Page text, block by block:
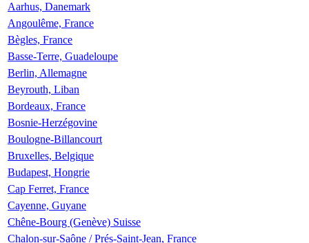
Aarhus, Danemark
Angoulême, France
Bègles, France
Basse-Terre, Guadeloupe
Berlin, Allemagne
Beyrouth, Liban
Bordeaux, France
Bosnie-Herzégovine
Boulogne-Billancourt
Bruxelles, Belgique
Budapest, Hongrie
Cap Ferret, France
Cayenne, Guyane
Chêne-Bourg (Genève) Suisse
Chalon-sur-Saône / Prés-Saint-Jean, France